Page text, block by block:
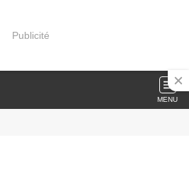
Publicité
MENU